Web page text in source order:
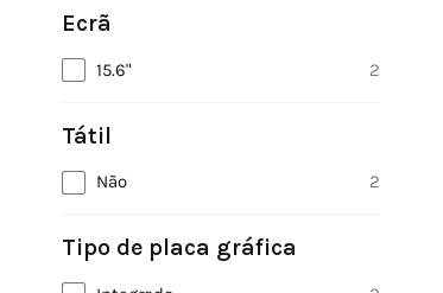
Ecrã
15.6" 2
Tátil
Não 2
Tipo de placa gráfica